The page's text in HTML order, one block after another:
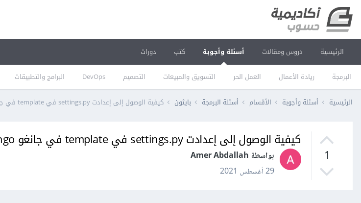
الرئيسية دروس ومقالات أسئلة وأجوبة
البرمجة ريادة الأعمال العمل الحر التسويق والمبيعات التصميم DevOps البرامج والتطبيقات
كتب دورات
الرئيسية أسئلة وأجوبة الأقسام أسئلة البرمجة بايثون كيفية الوصول إلى إعدادت settings.py في template في جانغو Django؟
1
كيفية الوصول إلى إعدادت settings.py في template في جانغو Django؟
بواسطة Amer Abdallah
29 أغسطس 2021